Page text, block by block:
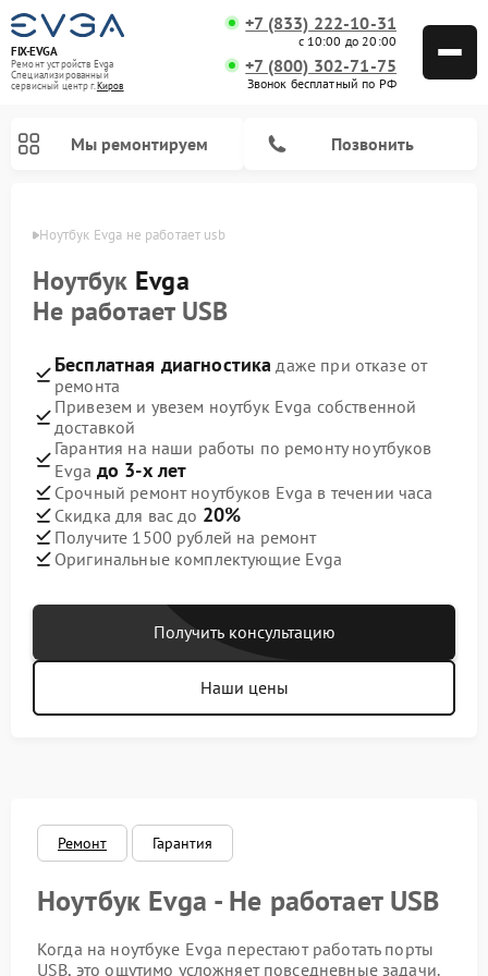
FIX-EVGA
Ремонт устройств Evga
Специализированный
cервисный центр г.Киров
+7 (833) 222-10-31
с 10:00 до 20:00
+7 (800) 302-71-75
Звонок бесплатный по РФ
Мы ремонтируем Позвонить
Ноутбук Evga не работает usb
Ноутбук Evga
Не работает USB
Бесплатная диагностика даже при отказе от
ремонта
Привезем и увезем ноутбук Evga собственной
доставкой
Гарантия на наши работы по ремонту ноутбуков
Evga до 3-х лет
Срочный ремонт ноутбуков Evga в течении часа
Скидка для вас до 20%
Получите 1500 рублей на ремонт
Оригинальные комплектующие Evga
Получить консультацию
Наши цены
Ремонт Гарантия
Ноутбук Evga - Не работает USB
Когда на ноутбуке Evga перестают работать порты
USB, это ощутимо усложняет повседневные задачи.